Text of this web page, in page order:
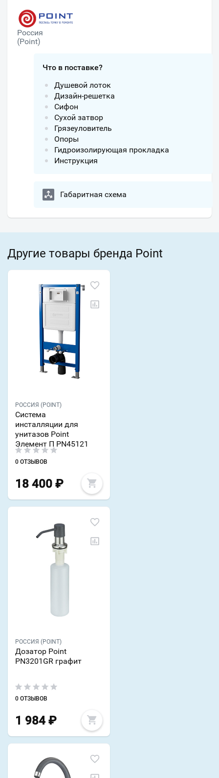
Россия
(Point)
Что в поставке?
Душевой лоток
Дизайн-решетка
Сифон
Сухой затвор
Грязеуловитель
Опоры
Гидроизолирующая прокладка
Инструкция
Габаритная схема
Другие товары бренда Point
РОССИЯ (POINT)
Система
инсталляции для
унитазов Point
Элемент П PN45121
0 ОТЗЫВОВ
18 400 ₽
РОССИЯ (POINT)
Дозатор Point
PN3201GR графит
0 ОТЗЫВОВ
1 984 ₽